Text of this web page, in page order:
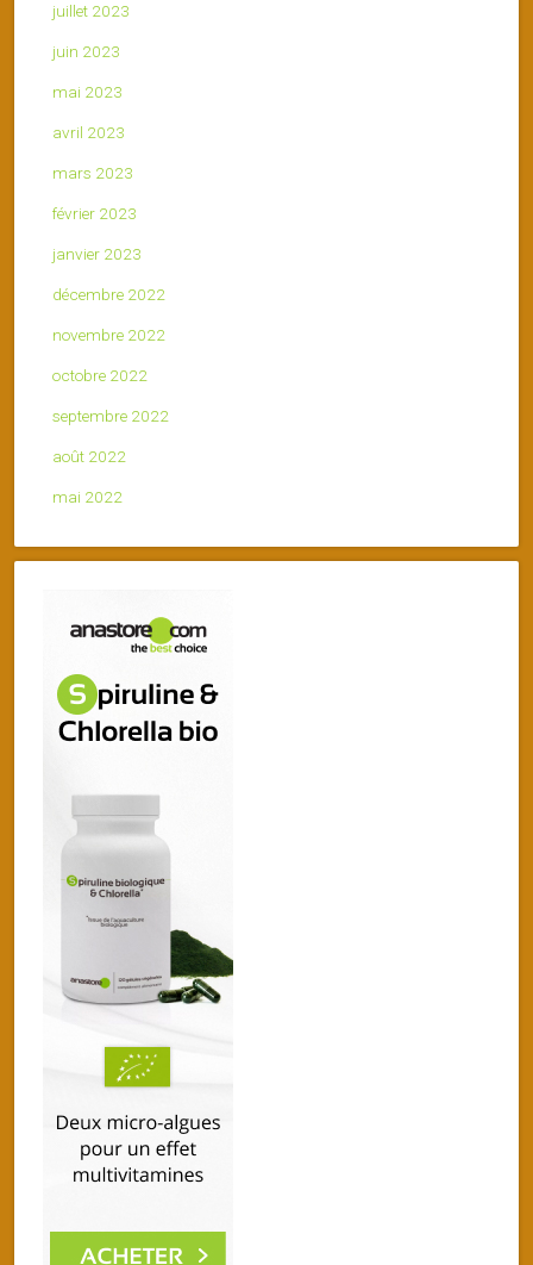
juillet 2023
juin 2023
mai 2023
avril 2023
mars 2023
février 2023
janvier 2023
décembre 2022
novembre 2022
octobre 2022
septembre 2022
août 2022
mai 2022